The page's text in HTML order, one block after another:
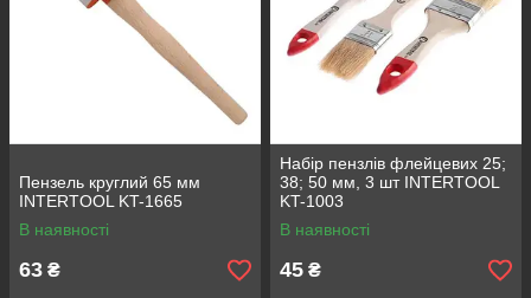
Пензель круглий 65 мм
INTERTOOL KT-1665
В наявності
63 ₴
Набір пензлів флейцевих 25;
38; 50 мм, 3 шт INTERTOOL
KT-1003
В наявності
45 ₴